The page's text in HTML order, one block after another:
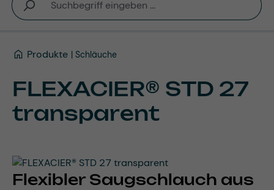
Produkte Schläuche
FLEXACIER® STD 27
transparent
Flexibler Saugschlauch aus